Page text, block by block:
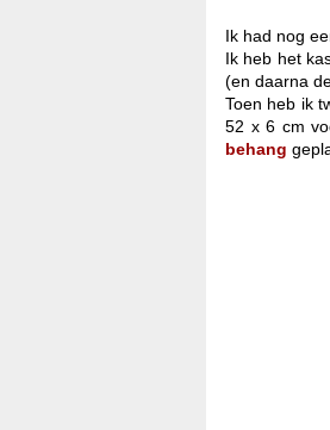
Ik had nog
Ik heb het
(en daarna
Toen heb ik
52 x 6 cm
behang